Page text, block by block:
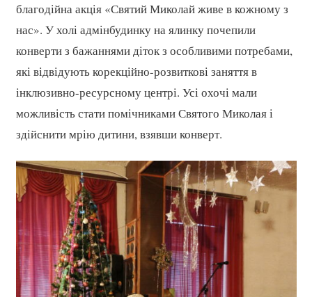
благодійна акція «Святий Миколай живе в кожному з
нас». У холі адмінбудинку на ялинку почепили
конверти з бажаннями діток з особливими потребами,
які відвідують корекційно-розвиткові заняття в
інклюзивно-ресурсному центрі. Усі охочі мали
можливість стати помічниками Святого Миколая і
здійснити мрію дитини, взявши конверт.